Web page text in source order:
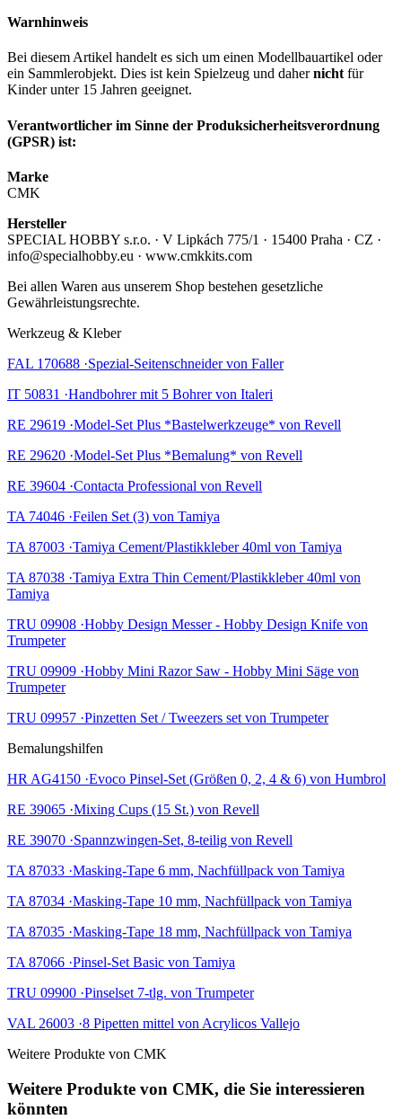
Warnhinweis
Bei diesem Artikel handelt es sich um einen Modellbauartikel oder
ein Sammlerobjekt. Dies ist kein Spielzeug und dahernicht für
Kinder unter 15 Jahren geeignet.
Verantwortlicher im Sinne der Produksicherheitsverordnung
(GPSR) ist:
Marke
CMK
Hersteller
SPECIAL HOBBY s.r.o. · V Lipkách 775/1 · 15400 Praha · CZ ·
info@specialhobby.eu · www.cmkkits.com
Bei allen Waren aus unserem Shop bestehen gesetzliche
Gewährleistungsrechte.
Werkzeug & Kleber
FAL 170688 ·Spezial-Seitenschneider von Faller
IT 50831 ·Handbohrer mit 5 Bohrer von Italeri
RE 29619 ·Model-Set Plus *Bastelwerkzeuge* von Revell
RE 29620 ·Model-Set Plus *Bemalung* von Revell
RE 39604 ·Contacta Professional von Revell
TA 74046 ·Feilen Set (3) von Tamiya
TA 87003 ·Tamiya Cement/Plastikkleber 40ml von Tamiya
TA 87038 ·Tamiya Extra Thin Cement/Plastikkleber 40ml von
Tamiya
TRU 09908 ·Hobby Design Messer - Hobby Design Knife von
Trumpeter
TRU 09909 ·Hobby Mini Razor Saw - Hobby Mini Säge von
Trumpeter
TRU 09957 ·Pinzetten Set / Tweezers set von Trumpeter
Bemalungshilfen
HR AG4150 ·Evoco Pinsel-Set (Größen 0, 2, 4 & 6) von Humbrol
RE 39065 ·Mixing Cups (15 St.) von Revell
RE 39070 ·Spannzwingen-Set, 8-teilig von Revell
TA 87033 ·Masking-Tape 6 mm, Nachfüllpack von Tamiya
TA 87034 ·Masking-Tape 10 mm, Nachfüllpack von Tamiya
TA 87035 ·Masking-Tape 18 mm, Nachfüllpack von Tamiya
TA 87066 ·Pinsel-Set Basic von Tamiya
TRU 09900 ·Pinselset 7-tlg. von Trumpeter
VAL 26003 ·8 Pipetten mittel von Acrylicos Vallejo
Weitere Produkte von CMK
Weitere Produkte von CMK, die Sie interessieren
könnten